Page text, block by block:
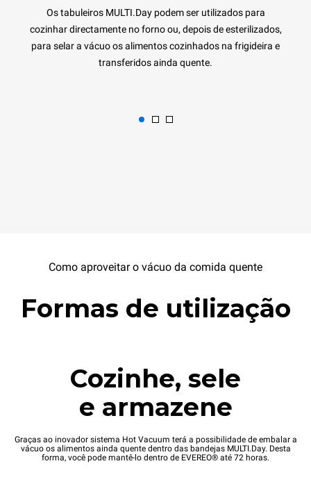
Os tabuleiros MULTI.Day podem ser utilizados para
cozinhar directamente no forno ou, depois de esterilizados,
para selar a vácuo os alimentos cozinhados na frigideira e
transferidos ainda quente.
Como aproveitar o vácuo da comida quente
Formas de utilização
Cozinhe, sele
e armazene
Graças ao inovador sistema Hot Vacuum terá a possibilidade de embalar a
vácuo os alimentos ainda quente dentro das bandejas MULTI.Day. Desta
forma, você pode mantê-lo dentro de EVEREO® até 72 horas.